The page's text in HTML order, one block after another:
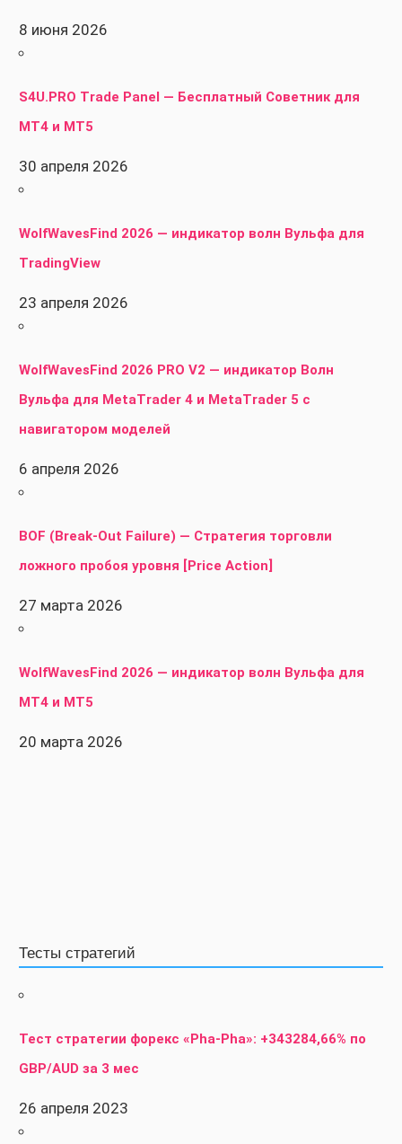
8 июня 2026
S4U.PRO Trade Panel — Бесплатный Советник для
MT4 и MT5
30 апреля 2026
WolfWavesFind 2026 — индикатор волн Вульфа для
TradingView
23 апреля 2026
WolfWavesFind 2026 PRO V2 — индикатор Волн
Вульфа для MetaTrader 4 и MetaTrader 5 с
навигатором моделей
6 апреля 2026
BOF (Break-Out Failure) — Стратегия торговли
ложного пробоя уровня [Price Action]
27 марта 2026
WolfWavesFind 2026 — индикатор волн Вульфа для
MT4 и MT5
20 марта 2026
Тесты стратегий
Тест стратегии форекс «Pha-Pha»: +343284,66% по
GBP/AUD за 3 мес
26 апреля 2023